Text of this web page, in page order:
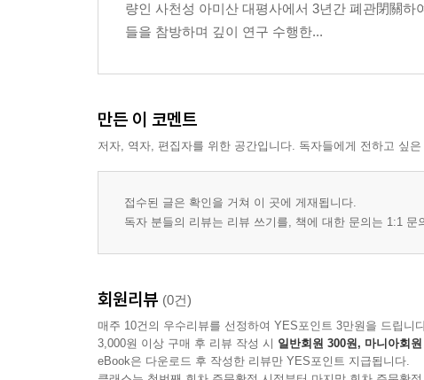
량인 사천성 아미산 대평사에서 3년간 폐관閉關
들을 참방하며 깊이 연구 수행한...
만든 이 코멘트
저자, 역자, 편집자를 위한 공간입니다. 독자들에게 전하고 싶
접수된 글은 확인을 거쳐 이 곳에 게재됩니다.
독자 분들의 리뷰는 리뷰 쓰기를, 책에 대한 문의는 1:1 문
회원리뷰 (0건)
매주 10건의 우수리뷰를 선정하여 YES포인트 3만원을 드립니
3,000원 이상 구매 후 리뷰 작성 시 일반회원 300원, 마니아회원
eBook은 다운로드 후 작성한 리뷰만 YES포인트 지급됩니다.